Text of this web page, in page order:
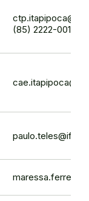
(85) 2222-0016